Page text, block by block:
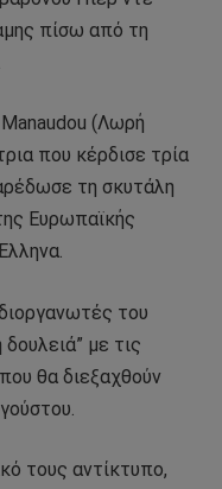
πίσω από τη
(Λωρή
που κέρδισε τρία
τη σκυτάλη
Ευρωπαϊκής
του
με τις
θα διεξαχθούν
τους αντίκτυπο,